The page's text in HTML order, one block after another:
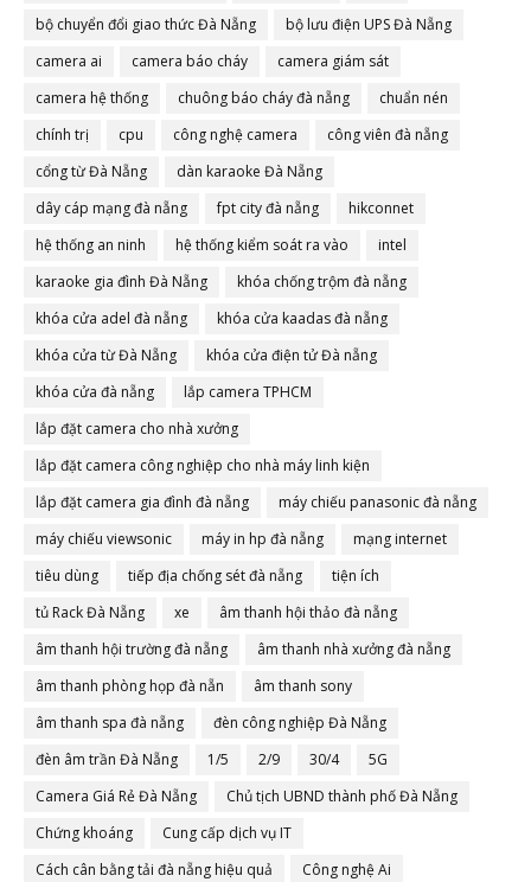
bộ chuyển đổi giao thức Đà Nẵng
bộ lưu điện UPS Đà Nẵng
camera ai
camera báo cháy
camera giám sát
camera hệ thống
chuông báo cháy đà nẵng
chuẩn nén
chính trị
cpu công nghệ camera
công viên đà nẵng
cổng từ Đà Nẵng
dàn karaoke Đà Nẵng
dây cáp mạng đà nẵng
fpt city đà nẵng
hikconnet
hệ thống an ninh
hệ thống kiểm soát ra vào
intel
karaoke gia đình Đà Nẵng
khóa chống trộm đà nẵng
khóa cửa adel đà nẵng
khóa cửa kaadas đà nẵng
khóa cửa từ Đà Nẵng
khóa cửa điện tử Đà nẵng
khóa cửa đà nẵng
lắp camera TPHCM
lắp đặt camera cho nhà xưởng
lắp đặt camera công nghiệp cho nhà máy linh kiện
lắp đặt camera gia đình đà nẵng
máy chiếu panasonic đà nẵng
máy chiếu viewsonic
máy in hp đà nẵng
mạng internet
tiêu dùng
tiếp địa chống sét đà nẵng
tiện ích
tủ Rack Đà Nẵng
xe
âm thanh hội thảo đà nẵng
âm thanh hội trường đà nẵng
âm thanh nhà xưởng đà nẵng
âm thanh phòng họp đà nẵn
âm thanh sony
âm thanh spa đà nẵng
đèn công nghiệp Đà Nẵng
đèn âm trần Đà Nẵng
1/5 2/9 30/4
5G
Camera Giá Rẻ Đà Nẵng
Chủ tịch UBND thành phố Đà Nẵng
Chứng khoáng
Cung cấp dịch vụ IT
Cách cân bằng tải đà nẵng hiệu quả
Công nghệ Ai